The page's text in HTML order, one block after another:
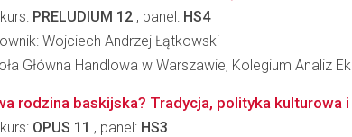
PRELUDIUM 12 , panel: HS4
Wojciech Andrzej Łątkowski
Główna Handlowa w Warszawie, Kolegium Analiz
rodzina baskijska? Tradycja, polityka kulturowa
OPUS 11 , panel: HS3